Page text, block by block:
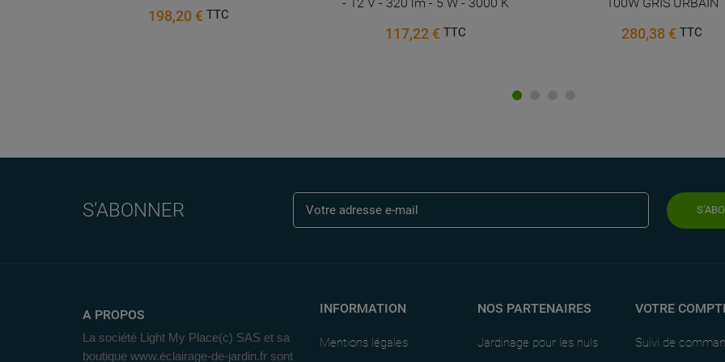
280,38 € TTC
S’ABONNER
A PROPOS
La société Light My Place(c) SAS et sa
boutique www.éclairage-de-jardin.fr sont
INFORMATION
Mentions légales
NOS PARTENAIRES
Jardinage pour les nuls
VOTRE
Suivi de